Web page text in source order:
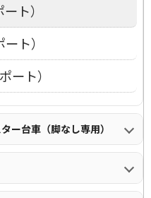
ト）
ト）
ート）
ー台車（脚なし専用）